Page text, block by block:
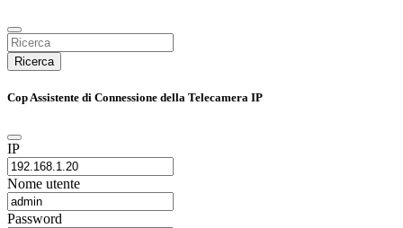
Ricerca
Cop Assistente di Connessione della Telecamera IP
IP
Nome utente
Password